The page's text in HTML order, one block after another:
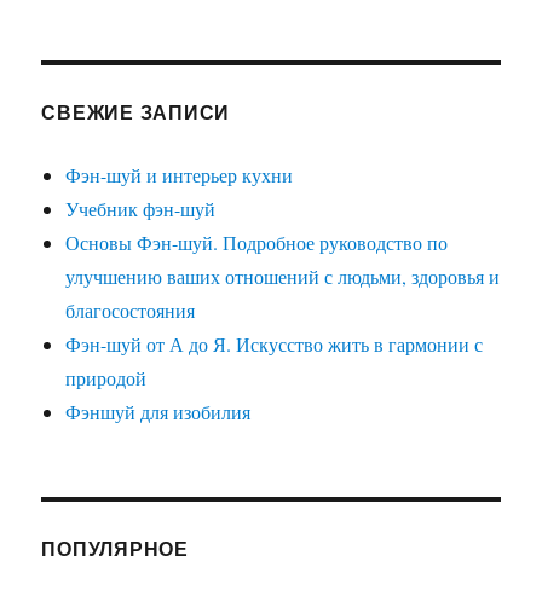
СВЕЖИЕ ЗАПИСИ
Фэн-шуй и интерьер кухни
Учебник фэн-шуй
Основы Фэн-шуй. Подробное руководство по
улучшению ваших отношений с людьми, здоровья и
благосостояния
Фэн-шуй от А до Я. Искусство жить в гармонии с
природой
Фэншуй для изобилия
ПОПУЛЯРНОЕ